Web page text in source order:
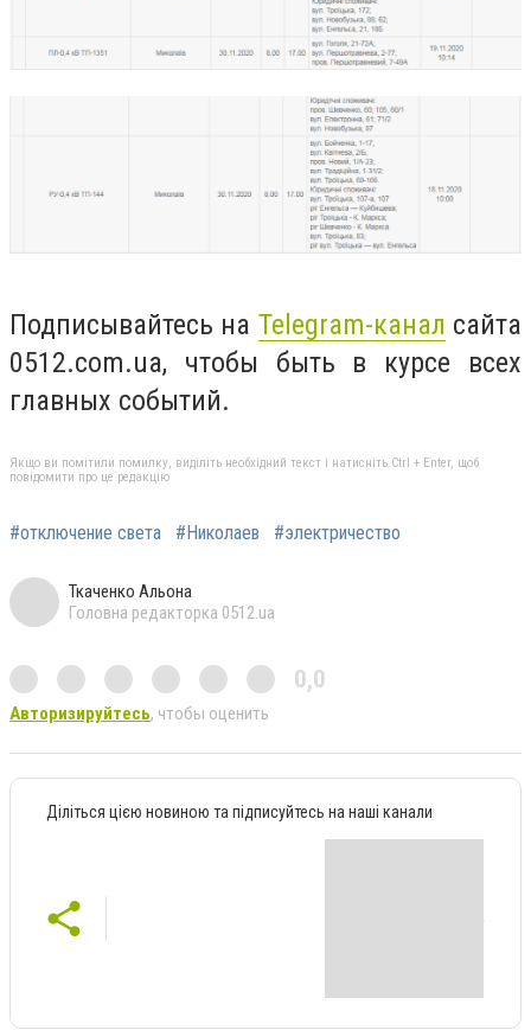
Подписывайтесь на Telegram-канал сайта
0512.com.ua, чтобы быть в курсе всех
главных событий.
Якщо ви помітили помилку, виділіть необхідний текст і натисніть Ctrl + Enter, щоб
повідомити про це редакцію
#отключение света #Николаев #электричество
Ткаченко Альона
Головна редакторка 0512.ua
0,0
Авторизируйтесь, чтобы оценить
Діліться цією новиною та підписуйтесь на наші канали